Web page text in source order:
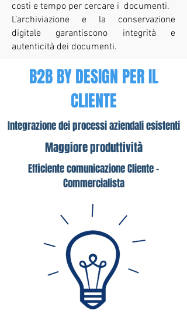
costi e tempo per cercare i documenti.
L’archiviazione e la conservazione
digitale garantiscono integrità e
autenticità dei documenti.
B2B BY DESIGN PER IL
CLIENTE
Integrazione dei processi aziendali esistenti
Maggiore produttività
Efficiente comunicazione Cliente -
Commercialista